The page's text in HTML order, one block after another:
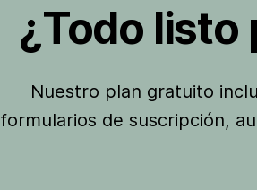
¿Todo listo
Nuestro plan gratuito
formularios de suscripción,